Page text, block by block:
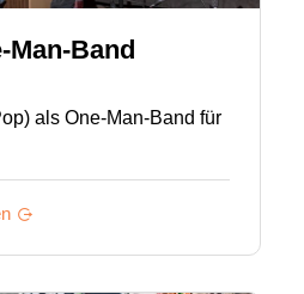
Man-Band
als One-Man-Band für